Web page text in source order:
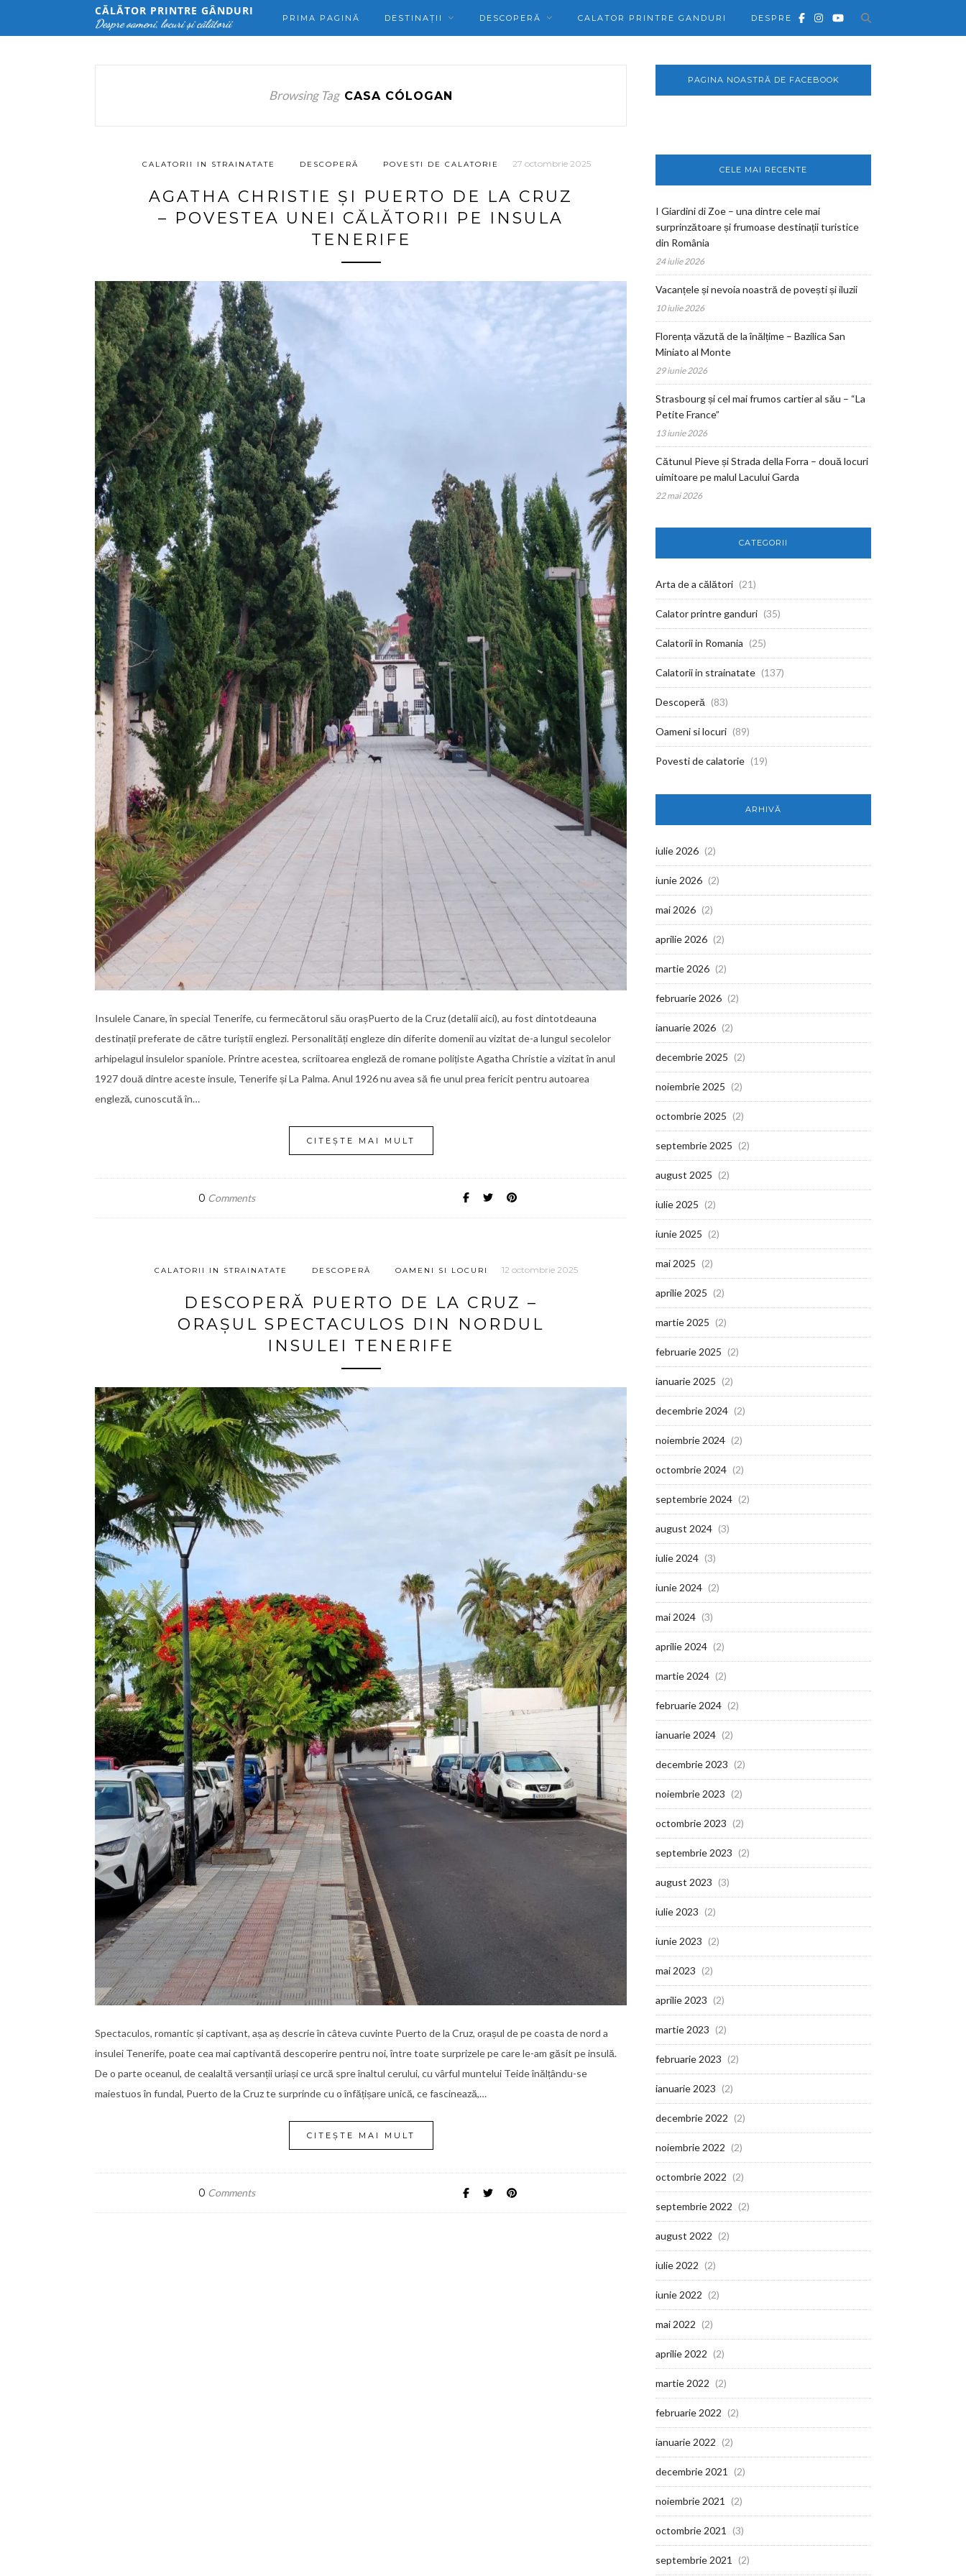
CĂLĂTOR PRINTRE GÂNDURI
Despre oameni, locuri și călătorii
PRIMA PAGINĂ DESTINAȚII DESCOPERĂ CALATOR PRINTRE GANDURI DESPRE
Browsing Tag CASA CÓLOGAN
CALATORII IN STRAINATATE DESCOPERĂ POVESTI DE CALATORIE 27 octombrie 2025
AGATHA CHRISTIE ȘI PUERTO DE LA CRUZ
– POVESTEA UNEI CĂLĂTORII PE INSULA
TENERIFE
Insulele Canare, în special Tenerife, cu fermecătorul său orașPuerto de la Cruz (detalii aici), au fost dintotdeauna
destinații preferate de către turiștii englezi. Personalități engleze din diferite domenii au vizitat de-a lungul secolelor
arhipelagul insulelor spaniole. Printre acestea, scriitoarea engleză de romane polițiste Agatha Christie a vizitat în anul
1927 două dintre aceste insule, Tenerife și La Palma. Anul 1926 nu avea să fie unul prea fericit pentru autoarea
engleză, cunoscută în…
CITEȘTE MAI MULT
0 Comments
CALATORII IN STRAINATATE DESCOPERĂ OAMENI SI LOCURI 12 octombrie 2025
DESCOPERĂ PUERTO DE LA CRUZ –
ORAȘUL SPECTACULOS DIN NORDUL
INSULEI TENERIFE
Spectaculos, romantic și captivant, așa aș descrie în câteva cuvinte Puerto de la Cruz, orașul de pe coasta de nord a
insulei Tenerife, poate cea mai captivantă descoperire pentru noi, între toate surprizele pe care le-am găsit pe insulă.
De o parte oceanul, de cealaltă versanții uriași ce urcă spre înaltul cerului, cu vârful muntelui Teide înălțându-se
maiestuos în fundal, Puerto de la Cruz te surprinde cu o înfățișare unică, ce fascinează,…
CITEȘTE MAI MULT
0 Comments
PAGINA NOASTRĂ DE FACEBOOK
CELE MAI RECENTE
I Giardini di Zoe – una dintre cele mai
surprinzătoare și frumoase destinații turistice
din România
24 iulie 2026
Vacanțele și nevoia noastră de povești și iluzii
10 iulie 2026
Florența văzută de la înălțime – Bazilica San
Miniato al Monte
29 iunie 2026
Strasbourg și cel mai frumos cartier al său – “La
Petite France”
13 iunie 2026
Cătunul Pieve și Strada della Forra – două locuri
uimitoare pe malul Lacului Garda
22 mai 2026
CATEGORII
Arta de a călători (21)
Calator printre ganduri (35)
Calatorii in Romania (25)
Calatorii in strainatate (137)
Descoperă (83)
Oameni si locuri (89)
Povesti de calatorie (19)
ARHIVĂ
iulie 2026 (2)
iunie 2026 (2)
mai 2026 (2)
aprilie 2026 (2)
martie 2026 (2)
februarie 2026 (2)
ianuarie 2026 (2)
decembrie 2025 (2)
noiembrie 2025 (2)
octombrie 2025 (2)
septembrie 2025 (2)
august 2025 (2)
iulie 2025 (2)
iunie 2025 (2)
mai 2025 (2)
aprilie 2025 (2)
martie 2025 (2)
februarie 2025 (2)
ianuarie 2025 (2)
decembrie 2024 (2)
noiembrie 2024 (2)
octombrie 2024 (2)
septembrie 2024 (2)
august 2024 (3)
iulie 2024 (3)
iunie 2024 (2)
mai 2024 (3)
aprilie 2024 (2)
martie 2024 (2)
februarie 2024 (2)
ianuarie 2024 (2)
decembrie 2023 (2)
noiembrie 2023 (2)
octombrie 2023 (2)
septembrie 2023 (2)
august 2023 (3)
iulie 2023 (2)
iunie 2023 (2)
mai 2023 (2)
aprilie 2023 (2)
martie 2023 (2)
februarie 2023 (2)
ianuarie 2023 (2)
decembrie 2022 (2)
noiembrie 2022 (2)
octombrie 2022 (2)
septembrie 2022 (2)
august 2022 (2)
iulie 2022 (2)
iunie 2022 (2)
mai 2022 (2)
aprilie 2022 (2)
martie 2022 (2)
februarie 2022 (2)
ianuarie 2022 (2)
decembrie 2021 (2)
noiembrie 2021 (2)
octombrie 2021 (3)
septembrie 2021 (2)